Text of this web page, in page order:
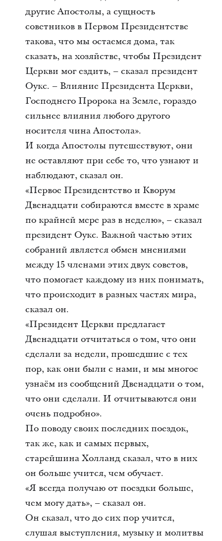
другие Апостолы, а сущность
советников в Первом Президентстве
такова, что мы остаемся дома, так
сказать, на хозяйстве, чтобы Президент
Церкви мог ездить, – сказал президент
Оукс. – Влияние Президента Церкви,
Господнего Пророка на Земле, гораздо
сильнее влияния любого другого
носителя чина Апостола».
И когда Апостолы путешествуют, они
не оставляют при себе то, что узнают и
наблюдают, сказал он.
«Первое Президентство и Кворум
Двенадцати собираются вместе в храме
по крайней мере раз в неделю», – сказал
президент Оукс. Важной частью этих
собраний является обмен мнениями
между 15 членами этих двух советов,
что помогает каждому из них понимать,
что происходит в разных частях мира,
сказал он.
«Президент Церкви предлагает
Двенадцати отчитаться о том, что они
сделали за недели, прошедшие с тех
пор, как они были с нами, и мы многое
узнаём из сообщений Двенадцати о том,
что они сделали. И отчитываются они
очень подробно».
По поводу своих последних поездок,
так же, как и самых первых,
старейшина Холланд сказал, что в них
он больше учится, чем обучает.
«Я всегда получаю от поездки больше,
чем могу дать», – сказал он.
Он сказал, что до сих пор учится,
слушая выступления, музыку и молитвы